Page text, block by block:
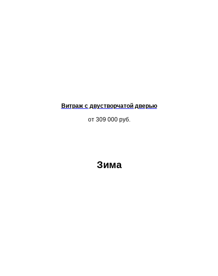
Витраж с двустворчатой дверью
от 309 000 руб.
Зима